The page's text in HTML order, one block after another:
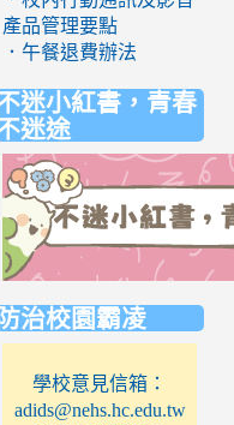
產品管理要點
．午餐退費辦法
迷小紅書，青春
迷途
to
https://eliteracy.edu.tw/
治校園霸凌
學校意見信箱：
adids@nehs.hc.edu.tw